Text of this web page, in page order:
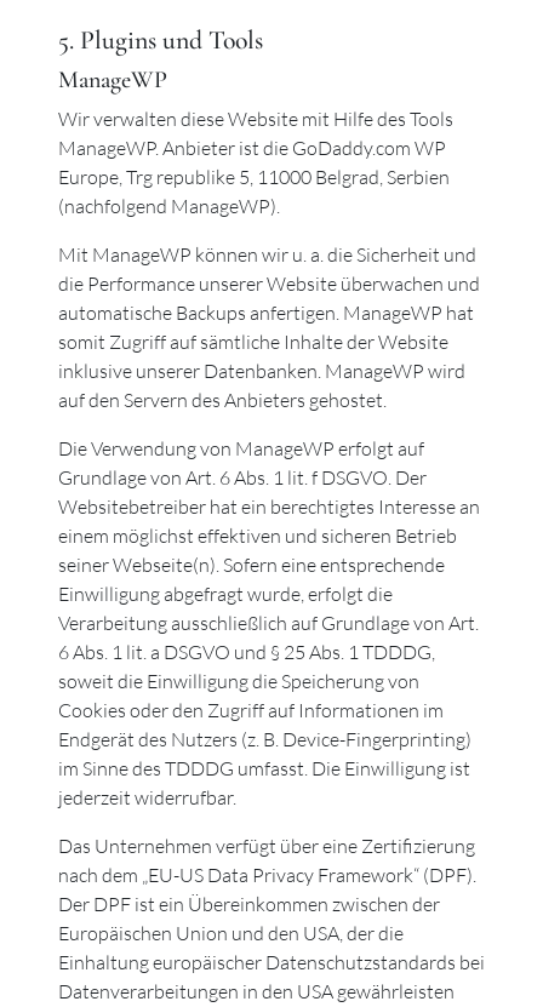
5. Plugins und Tools
ManageWP
Wir verwalten diese Website mit Hilfe des Tools
ManageWP. Anbieter ist die GoDaddy.com WP
Europe, Trg republike 5, 11000 Belgrad, Serbien
(nachfolgend ManageWP).
Mit ManageWP können wir u. a. die Sicherheit und
die Performance unserer Website überwachen und
automatische Backups anfertigen. ManageWP hat
somit Zugriff auf sämtliche Inhalte der Website
inklusive unserer Datenbanken. ManageWP wird
auf den Servern des Anbieters gehostet.
Die Verwendung von ManageWP erfolgt auf
Grundlage von Art. 6 Abs. 1 lit. f DSGVO. Der
Websitebetreiber hat ein berechtigtes Interesse an
einem möglichst effektiven und sicheren Betrieb
seiner Webseite(n). Sofern eine entsprechende
Einwilligung abgefragt wurde, erfolgt die
Verarbeitung ausschließlich auf Grundlage von Art.
6 Abs. 1 lit. a DSGVO und § 25 Abs. 1 TDDDG,
soweit die Einwilligung die Speicherung von
Cookies oder den Zugriff auf Informationen im
Endgerät des Nutzers (z. B. Device-Fingerprinting)
im Sinne des TDDDG umfasst. Die Einwilligung ist
jederzeit widerrufbar.
Das Unternehmen verfügt über eine Zertifizierung
nach dem „EU-US Data Privacy Framework“ (DPF).
Der DPF ist ein Übereinkommen zwischen der
Europäischen Union und den USA, der die
Einhaltung europäischer Datenschutzstandards bei
Datenverarbeitungen in den USA gewährleisten